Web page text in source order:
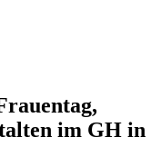
im GH in